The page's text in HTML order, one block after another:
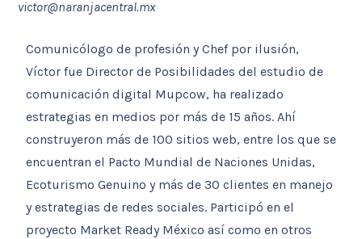
victor@naranjacentral.mx
Comunicólogo de profesión y Chef por ilusión,
Víctor fue Director de Posibilidades del estudio de
comunicación digital Mupcow, ha realizado
estrategias en medios por más de 15 años. Ahí
construyeron más de 100 sitios web, entre los que se
encuentran el Pacto Mundial de Naciones Unidas,
Ecoturismo Genuino y más de 30 clientes en manejo
y estrategias de redes sociales. Participó en el
proyecto Market Ready México así como en otros